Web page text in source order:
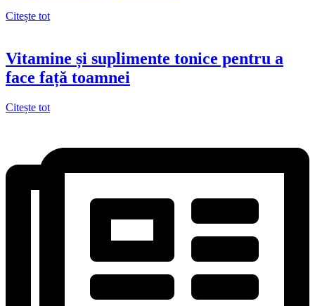
Citește tot
Vitamine și suplimente tonice pentru a
face față toamnei
Citește tot